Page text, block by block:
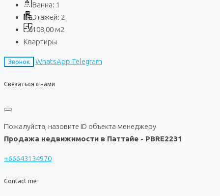
Ванна: 1
Этажей: 2
108,00 м2
Квартиры
Звонок WhatsApp Telegram
Связаться с нами
Пожалуйста, назовите ID объекта менеджеру
Продажа недвижимости в Паттайе - PBRE2231
+66643134970
Contact me